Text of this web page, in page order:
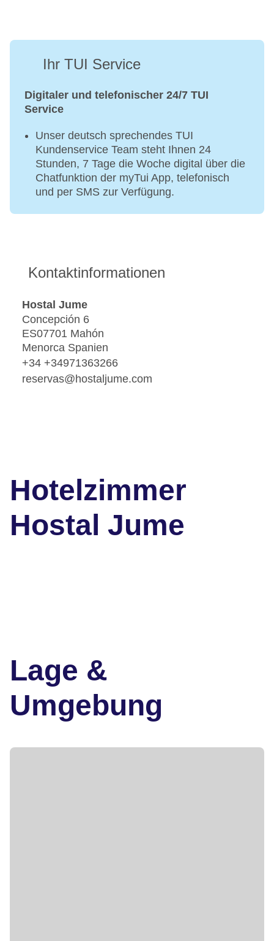
Ihr TUI Service
Digitaler und telefonischer 24/7 TUI
Service
Unser deutsch sprechendes TUI
Kundenservice Team steht Ihnen 24
Stunden, 7 Tage die Woche digital über die
Chatfunktion der myTui App, telefonisch
und per SMS zur Verfügung.
Kontaktinformationen
Hostal Jume
Concepción 6
ES07701 Mahón
Menorca Spanien
+34 +34971363266
reservas@hostaljume.com
Hotelzimmer
Hostal Jume
Lage &
Umgebung